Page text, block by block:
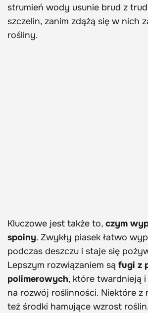
strumień wody usunie brud z
szczelin, zanim zdążą się w nich
rośliny.
Kluczowe jest także to, czym
spoiny. Zwykły piasek łatwo
podczas deszczu i staje się
Lepszym rozwiązaniem są fugi z
polimerowych, które twardnieją
na rozwój roślinności. Niektóre z
też środki hamujące wzrost